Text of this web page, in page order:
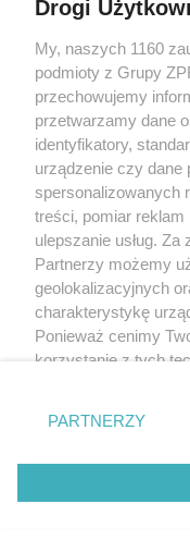
Beninca.
Drogi
My, naszych 1160
podmioty z Grupy
przechowujemy
przetwarzamy dane
identyfikatory,
urządzenie czy dane
spersonalizowanych
treści, pomiar reklam
ulepszanie usług.
Partnerzy możemy
geolokalizacyjnych
charakterystykę
Ponieważ cenimy
korzystanie z tych
zmienić/wycofać
znajdujący się w
rodzaje
użytkownika, ale
przetwarzaniu.
PARTNERZY